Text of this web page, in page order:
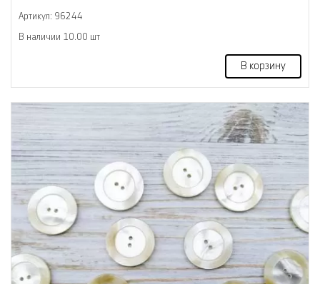
Артикул: 96244
В наличии 10.00 шт
В корзину